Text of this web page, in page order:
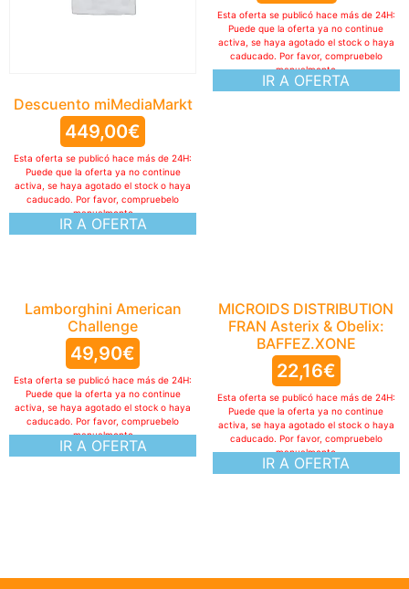
Descuento miMediaMarkt
449,00€
IR A OFERTA
Esta oferta se publicó hace más de 24H:
Puede que la oferta ya no continue
activa, se haya agotado el stock o haya
caducado. Por favor, compruebelo
manualmente
IR A OFERTA
Esta oferta se publicó hace más de 24H:
Puede que la oferta ya no continue
activa, se haya agotado el stock o haya
caducado. Por favor, compruebelo
manualmente
Lamborghini American
Challenge
49,90€
IR A OFERTA
Esta oferta se publicó hace más de 24H:
Puede que la oferta ya no continue
activa, se haya agotado el stock o haya
caducado. Por favor, compruebelo
manualmente
MICROIDS DISTRIBUTION
FRAN Asterix & Obelix:
BAFFEZ.XONE
22,16€
IR A OFERTA
Esta oferta se publicó hace más de 24H:
Puede que la oferta ya no continue
activa, se haya agotado el stock o haya
caducado. Por favor, compruebelo
manualmente